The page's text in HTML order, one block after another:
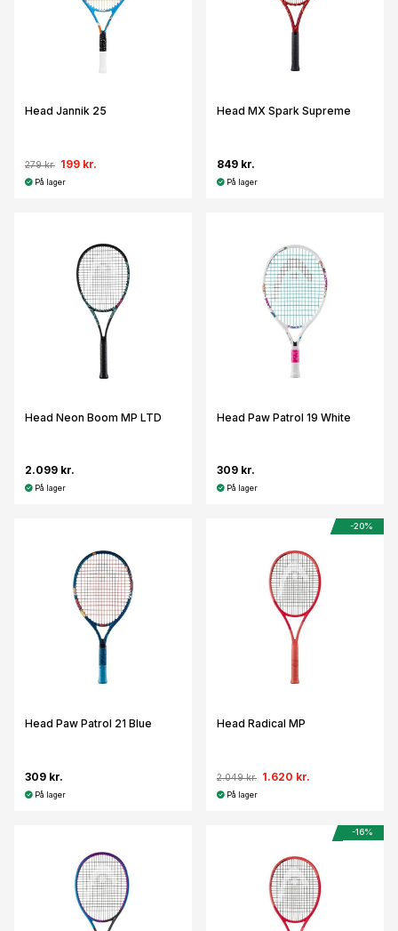
Head Jannik 25
279 kr. 199 kr.
På lager
Head MX Spark Supreme
849 kr.
På lager
Head Neon Boom MP LTD
2.099 kr.
På lager
Head Paw Patrol 19 White
309 kr.
På lager
Head Paw Patrol 21 Blue
309 kr.
På lager
-20%
Head Radical MP
2.049 kr. 1.620 kr.
På lager
-16%